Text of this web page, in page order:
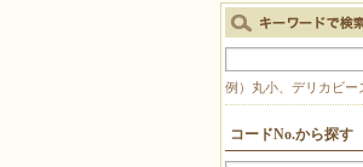
TOP まとめて探す
例）丸小、デリカビー
コードNo.から探す